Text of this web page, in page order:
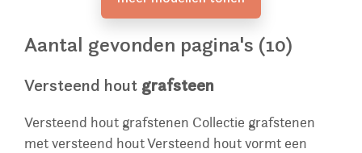
Aantal gevonden pagina's (10)
Versteend hout grafsteen
Versteend hout grafstenen Collectie grafstenen
met versteend hout Versteend hout vormt een